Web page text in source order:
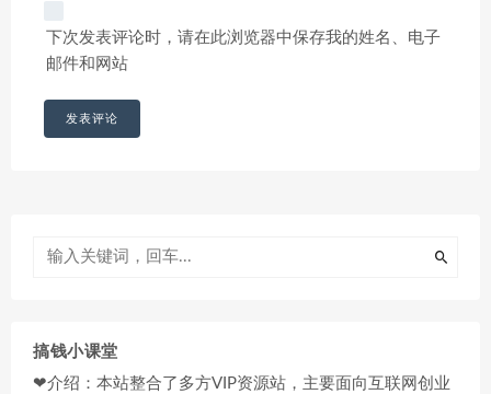
下次发表评论时，请在此浏览器中保存我的姓名、电子
邮件和网站
搞钱小课堂
❤介绍：本站整合了多方VIP资源站，主要面向互联网创业